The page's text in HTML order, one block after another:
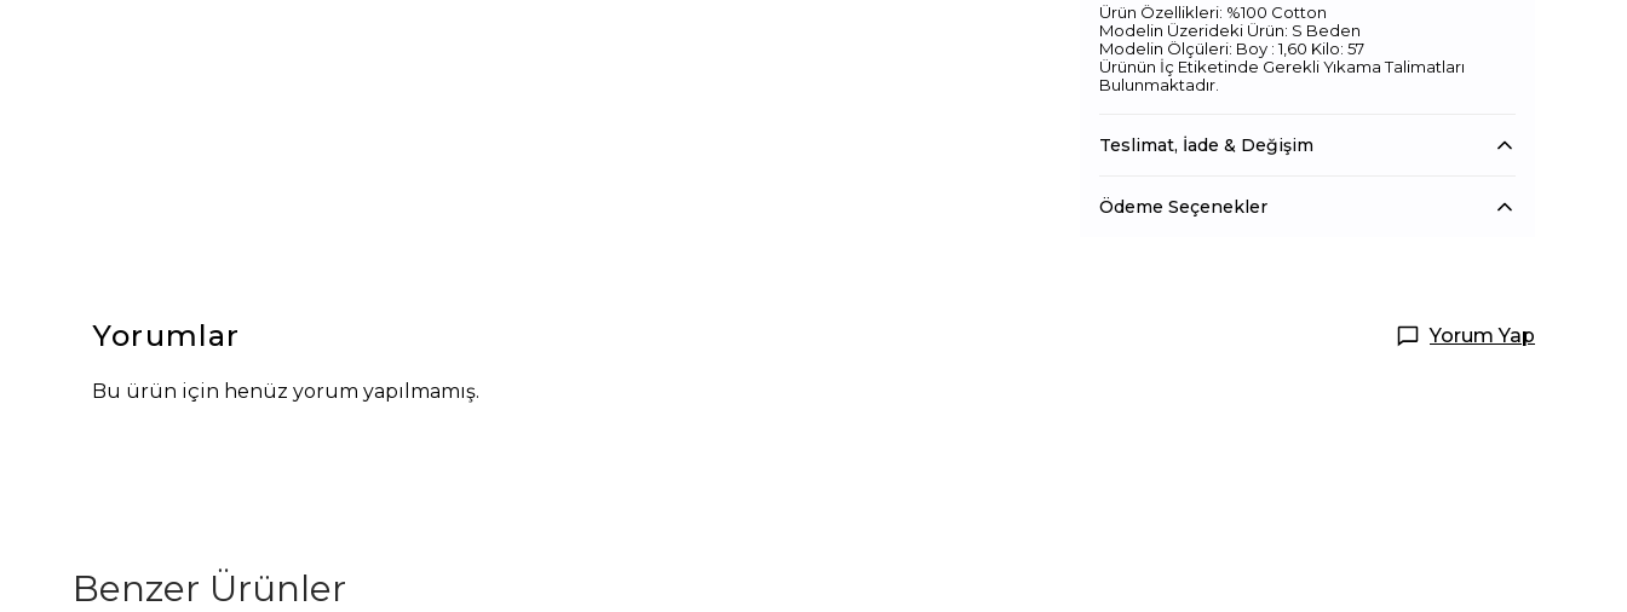
Ürün Özellikleri: %100 Cotton
Modelin Üzerideki Ürün: S Beden
Modelin Ölçüleri: Boy : 1,60 Kilo: 57
Ürünün İç Etiketinde Gerekli Yıkama Talimatları
Bulunmaktadır.
Teslimat, İade & Değişim
Ödeme Seçenekler
Yorumlar Yorum Yap
Bu ürün için henüz yorum yapılmamış.
Benzer Ürünler